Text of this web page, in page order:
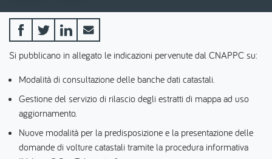
Si pubblicano in allegato le indicazioni pervenute dal CNAPPC su:
Modalità di consultazione delle banche dati catastali.
Gestione del servizio di rilascio degli estratti di mappa ad uso
aggiornamento.
Nuove modalità per la predisposizione e la presentazione delle
domande di volture catastali tramite la procedura informativa